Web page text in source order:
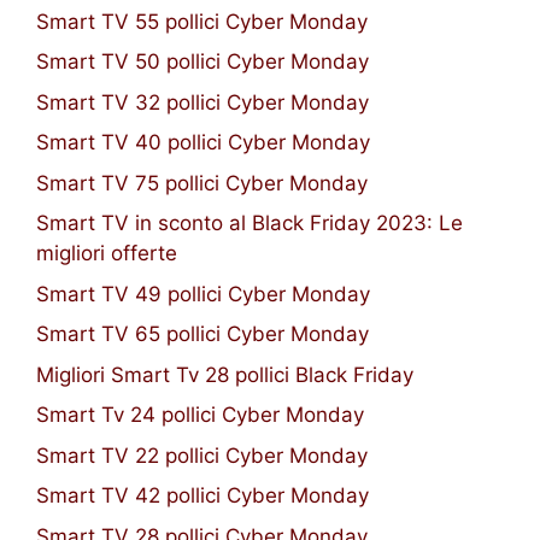
Smart TV 55 pollici Cyber Monday
Smart TV 50 pollici Cyber Monday
Smart TV 32 pollici Cyber Monday
Smart TV 40 pollici Cyber Monday
Smart TV 75 pollici Cyber Monday
Smart TV in sconto al Black Friday 2023: Le
migliori offerte
Smart TV 49 pollici Cyber Monday
Smart TV 65 pollici Cyber Monday
Migliori Smart Tv 28 pollici Black Friday
Smart Tv 24 pollici Cyber Monday
Smart TV 22 pollici Cyber Monday
Smart TV 42 pollici Cyber Monday